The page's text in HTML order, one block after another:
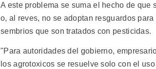
A este problema se suma el hecho de
o, al reves, no se adoptan resguardos
sembrios que son tratados con pesticidas.
"Para autoridades del gobierno,
los agrotoxicos se resuelve solo con el